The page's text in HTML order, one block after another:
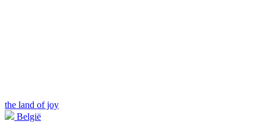
the land of joy
België